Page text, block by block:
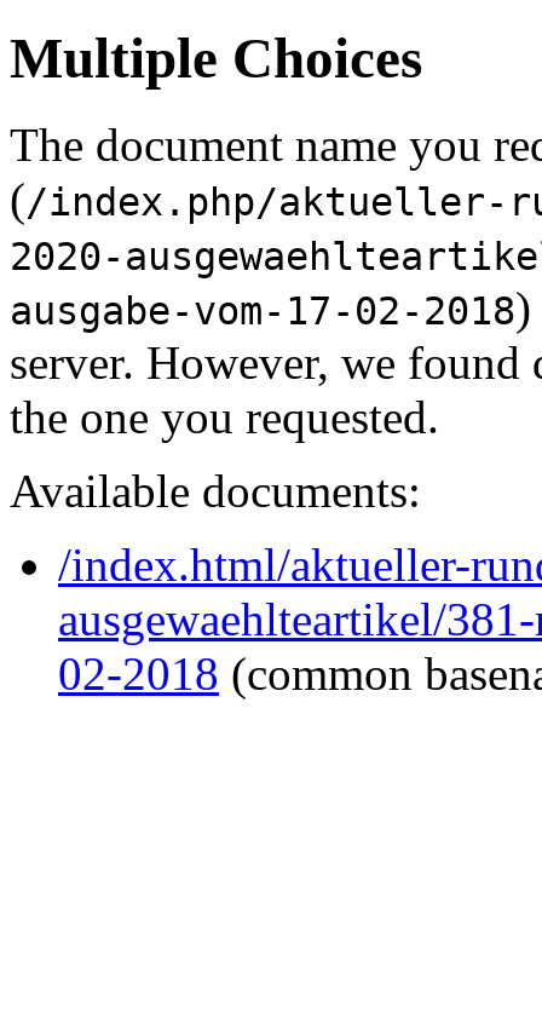
Multiple Choices
The document name you
(/index.php/aktueller-
2020-
ausgabe-vom-17-02-2018)
server. However, we
the one you requested.
Available documents:
/index.html/aktueller-
ausgewaehlteartikel/
02-2018 (common